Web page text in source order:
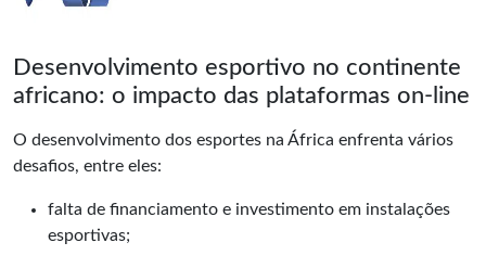
Desenvolvimento esportivo no continente
africano: o impacto das plataformas on-line
O desenvolvimento dos esportes na África enfrenta vários
desafios, entre eles:
falta de financiamento e investimento em instalações
esportivas;